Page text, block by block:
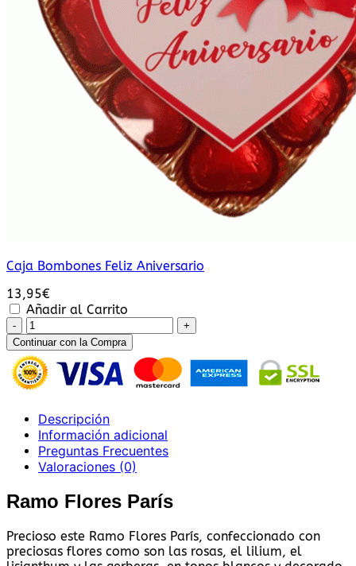
Caja Bombones Feliz Aniversario
13,95€
Añadir al Carrito
Ramo
Flores
París
cantidad
Continuar con la Compra
Descripción
Información adicional
Preguntas Frecuentes
Valoraciones (0)
Ramo Flores París
Precioso este Ramo Flores París, confeccionado con
preciosas flores como son las rosas, el lilium, el